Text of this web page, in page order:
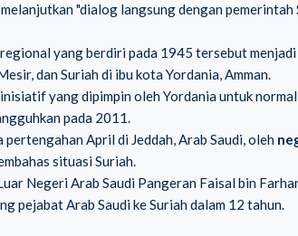
"dialog langsung dengan pemerintah
yang berdiri pada 1945 tersebut
dan Suriah di ibu kota Yordania, Amman.
yang dipimpin oleh Yordania untuk
pada 2011.
April di Jeddah, Arab Saudi, oleh
situasi Suriah.
Negeri Arab Saudi Pangeran Faisal bin
pejabat Arab Saudi ke Suriah dalam 12 tahun.